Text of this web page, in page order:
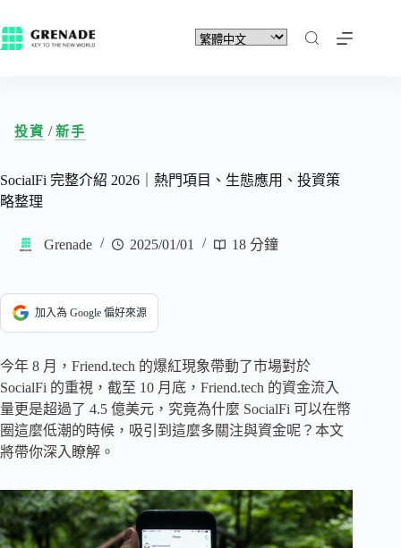
投資 /新手
SocialFi 完整介紹 2026｜熱門項目、生態應用、投資策
略整理
Grenade 2025/01/01 18 分鐘
加入為 Google 偏好來源
今年 8 月，Friend.tech 的爆紅現象帶動了市場對於
SocialFi 的重視，截至 10 月底，Friend.tech 的資金流入
量更是超過了 4.5 億美元，究竟為什麼 SocialFi 可以在幣
圈這麼低潮的時候，吸引到這麼多關注與資金呢？本文
將帶你深入瞭解。